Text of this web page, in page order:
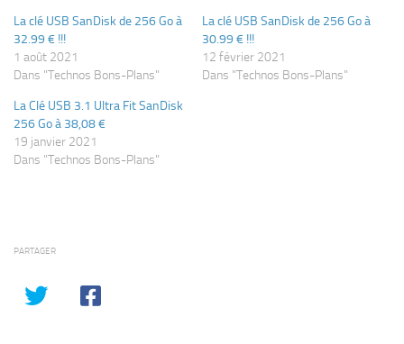
La clé USB SanDisk de 256 Go à
32.99 € !!!
1 août 2021
Dans "Technos Bons-Plans"
La clé USB SanDisk de 256 Go à
30.99 € !!!
12 février 2021
Dans "Technos Bons-Plans"
La Clé USB 3.1 Ultra Fit SanDisk
256 Go à 38,08 €
19 janvier 2021
Dans "Technos Bons-Plans"
PARTAGER